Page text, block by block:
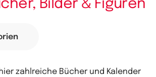
Bilder & Figuren
zahlreiche Bücher und Kalender